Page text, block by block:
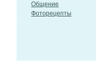
Общение
Фоторецепты